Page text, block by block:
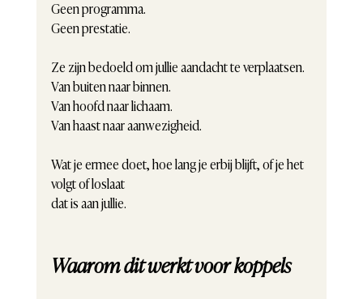
Geen programma.
Geen prestatie.
Ze zijn bedoeld om jullie aandacht te verplaatsen.
Van buiten naar binnen.
Van hoofd naar lichaam.
Van haast naar aanwezigheid.
Wat je ermee doet, hoe lang je erbij blijft, of je het
volgt of loslaat
dat is aan jullie.
Waarom dit werkt voor koppels